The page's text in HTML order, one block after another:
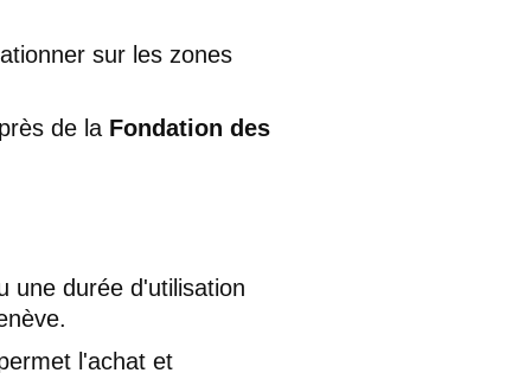
sur les zones
de la Fondation des
une durée d'utilisation
l'achat et